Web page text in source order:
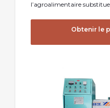
l’agroalimentaire
Obtenir le